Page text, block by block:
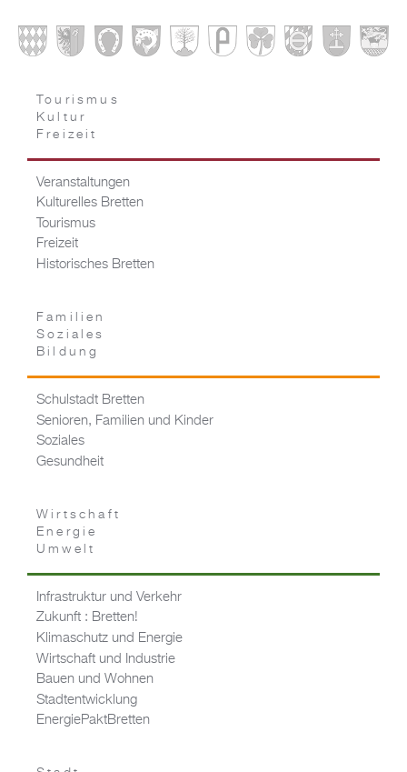
Tourismus
Kultur
Freizeit
Veranstaltungen
Kulturelles Bretten
Tourismus
Freizeit
Historisches Bretten
Familien
Soziales
Bildung
Schulstadt Bretten
Senioren, Familien und Kinder
Soziales
Gesundheit
Wirtschaft
Energie
Umwelt
Infrastruktur und Verkehr
Zukunft : Bretten!
Klimaschutz und Energie
Wirtschaft und Industrie
Bauen und Wohnen
Stadtentwicklung
EnergiePaktBretten